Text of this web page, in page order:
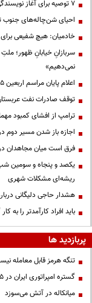
۷ توصیه برای آغاز نویسندگی
احیای شن‌چاله‌های جنوب تهران
خادمیان: هیچ شفیعی
سربازانِ خیابانِ ظهور؛
نمی‌دهیم»
اعلام پایان مراسم اربعین ۱۴۰۵
توقف صادرات نفت
ترامپ از افشای کمبود
اجازه باز شدن مسیر دوم
فرق است میان مجاهدان
یکصد و پنجاه و سومین
ریشه‌ای مشکلات شهری
هشدار حاجی دلیگانی
باید افراد کارآمدتر را
پربازدید ها
تنگه هرمز قابل معامله
گستره امپراتوری ایران در ۵ قرن پیش از میلاد؛ تصویری از ایران ۲۵ قرن پیش
میانکاله در آتش می‌سوزد